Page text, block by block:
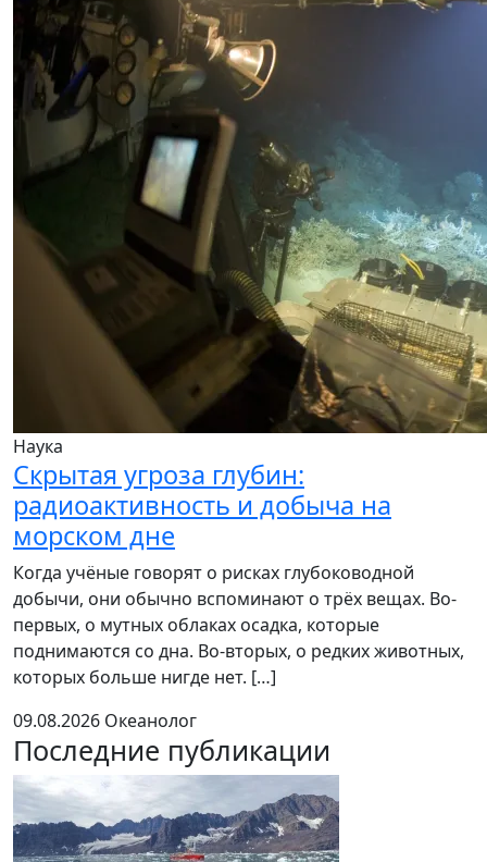
Наука
Скрытая угроза глубин:
радиоактивность и добыча на
морском дне
Когда учёные говорят о рисках глубоководной
добычи, они обычно вспоминают о трёх вещах. Во-
первых, о мутных облаках осадка, которые
поднимаются со дна. Во-вторых, о редких животных,
которых больше нигде нет. […]
09.08.2026 Океанолог
Последние публикации